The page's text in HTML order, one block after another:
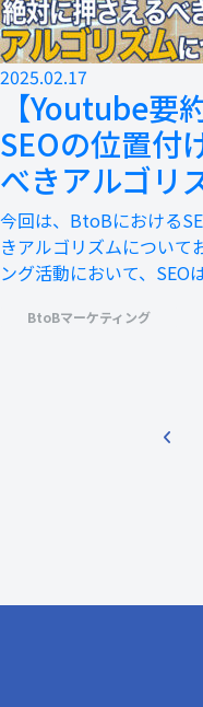
2025.02.17
【Youtube要
SEOの位置付
べきアルゴリ
今回は、BtoBにおける
きアルゴリズムについて
ング活動において、SEO
BtoBマーケティング